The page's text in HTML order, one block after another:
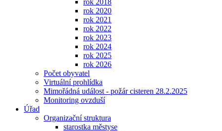
rok 2018
rok 2020
rok 2021
rok 2022
rok 2023
rok 2024
rok 2025
rok 2026
Počet obyvatel
Virtuální prohlídka
Mimořádná událost - požár cisteren 28.2.2025
Monitoring ovzduší
Úřad
Organizační struktura
starostka městyse